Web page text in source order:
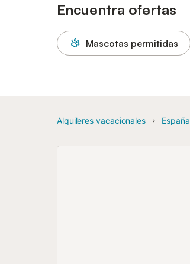
Encuentra ofertas
Mascotas permitidas
Alquileres vacacionales España